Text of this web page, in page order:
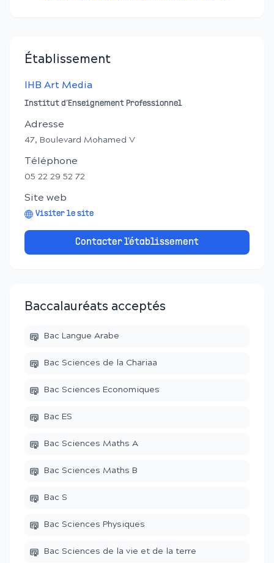
Établissement
IHB Art Media
Institut d’Enseignement Professionnel
Adresse
47, Boulevard Mohamed V
Téléphone
05 22 29 52 72
Site web
Visiter le site
Contacter l'établissement
Baccalauréats acceptés
Bac Langue Arabe
Bac Sciences de la Chariaa
Bac Sciences Economiques
Bac ES
Bac Sciences Maths A
Bac Sciences Maths B
Bac S
Bac Sciences Physiques
Bac Sciences de la vie et de la terre